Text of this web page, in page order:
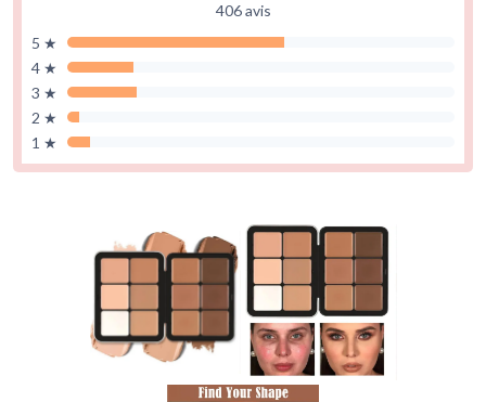
406 avis
5 ★
4 ★
3 ★
2 ★
1 ★